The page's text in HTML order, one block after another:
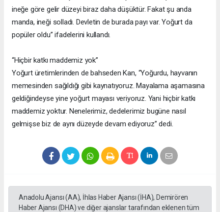
ineğe göre gelir düzeyi biraz daha düşüktür. Fakat şu anda
manda, ineği solladı. Devletin de burada payı var. Yoğurt da
popüler oldu” ifadelerini kullandı.
“Hiçbir katkı maddemiz yok”
Yoğurt üretimlerinden de bahseden Kan, “Yoğurdu, hayvanın
memesinden sağıldığı gibi kaynatıyoruz. Mayalama aşamasına
geldiğindeyse yine yoğurt mayası veriyoruz. Yani hiçbir katkı
maddemiz yoktur. Nenelerimiz, dedelerimiz bugüne nasıl
gelmişse biz de aynı düzeyde devam ediyoruz” dedi.
Anadolu Ajansı (AA), İhlas Haber Ajansı (İHA), Demirören
Haber Ajansı (DHA) ve diğer ajanslar tarafından eklenen tüm